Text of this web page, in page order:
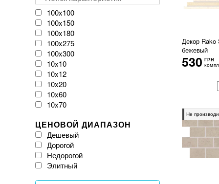
Декор Rako
бежевый
530 ГРН
Не
Velloza
Vitacer
Vivacer
WOW
Zeus Ceramica
iKeramix
100x100
100x150
100x180
100x275
100x300
10x10
10x12
10x20
10x60
10x70
120x120
120x20
120x240
120x260
120x270
ЦЕНОВОЙ ДИАПАЗОН
Дешевый
Дорогой
Недорогой
Элитный